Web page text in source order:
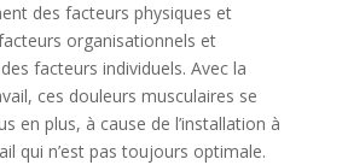
des facteurs physiques et
organisationnels et
facteurs individuels. Avec la
ces douleurs musculaires se
en plus, à cause de l’installation à
qui n’est pas toujours optimale.